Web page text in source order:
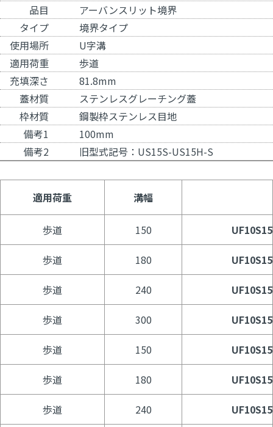
品目
アーバンスリット境界
タイプ
境界タイプ
使用場所
U字溝
適用荷重
歩道
充填深さ
81.8mm
蓋材質
ステンレスグレーチング蓋
枠材質
鋼製枠ステンレス目地
備考1
100mm
備考2
旧型式記号：US15S-US15H-S
適用荷重 溝幅
歩道 150
歩道 180
歩道 240
歩道 300
歩道 150
歩道 180
歩道 240